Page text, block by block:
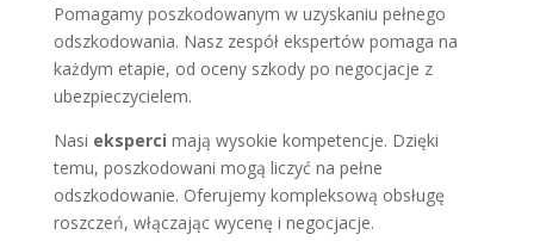
Pomagamy poszkodowanym w uzyskaniu pełnego
odszkodowania. Nasz zespół ekspertów pomaga na
każdym etapie, od oceny szkody po negocjacje z
ubezpieczycielem.
Nasi eksperci mają wysokie kompetencje. Dzięki
temu, poszkodowani mogą liczyć na pełne
odszkodowanie. Oferujemy kompleksową obsługę
roszczeń, włączając wycenę i negocjacje.